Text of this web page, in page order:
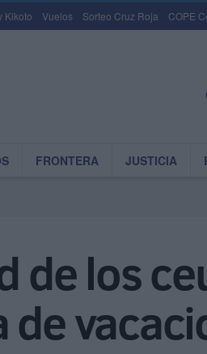
Kikoto Vuelos Sorteo Cruz Roja COPE
FRONTERA JUSTICIA
de los
de